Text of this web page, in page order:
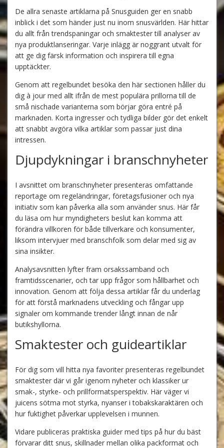
De allra senaste artiklarna på Snusguiden ger en snabb
inblick i det som händer just nu inom snusvärlden. Här hittar
du allt från trendspaningar och smaktester till analyser av
nya produktlanseringar. Varje inlägg är noggrant utvalt för
att ge dig färsk information och inspirera till egna
upptäckter.
Genom att regelbundet besöka den här sectionen håller du
dig à jour med allt ifrån de mest populära prillorna till de
små nischade varianterna som börjar göra entré på
marknaden. Korta ingresser och tydliga bilder gör det enkelt
att snabbt avgöra vilka artiklar som passar just dina
intressen.
Djupdykningar i branschnyheter
I avsnittet om branschnyheter presenteras omfattande
reportage om regeländringar, företagsfusioner och nya
initiativ som kan påverka alla som använder snus. Här får
du läsa om hur myndigheters beslut kan komma att
förändra villkoren för både tillverkare och konsumenter,
liksom intervjuer med branschfolk som delar med sig av
sina insikter.
Analysavsnitten lyfter fram orsakssamband och
framtidsscenarier, och tar upp frågor som hållbarhet och
innovation. Genom att följa dessa artiklar får du underlag
för att förstå marknadens utveckling och fångar upp
signaler om kommande trender långt innan de når
butikshyllorna.
Smaktester och guideartiklar
För dig som vill hitta nya favoriter presenteras regelbundet
smaktester där vi går igenom nyheter och klassiker ur
smak-, styrke- och prillformatsperspektiv. Här väger vi
juicens sötma mot styrka, nyanser i tobakskaraktären och
hur fuktighet påverkar upplevelsen i munnen.
Vidare publiceras praktiska guider med tips på hur du bäst
förvarar ditt snus, skillnader mellan olika packformat och